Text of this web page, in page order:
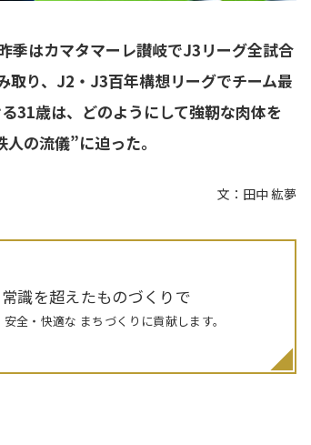
季はカマタマーレ讃岐でJ3リーグ全試合
取り、J2・J3百年構想リーグでチーム最
31歳は、どのようにして強靭な肉体を
の流儀”に迫った。
文：田中 紘夢
常識を超えたものづくりで
安全・快適な まちづくりに貢献します。